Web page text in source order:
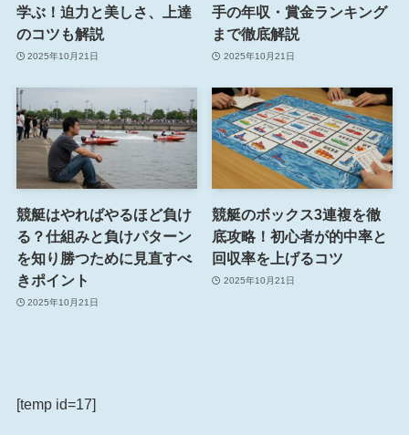
学ぶ！迫力と美しさ、上達
のコツも解説
2025年10月21日
手の年収・賞金ランキング
まで徹底解説
2025年10月21日
競艇はやればやるほど負け
る？仕組みと負けパターン
を知り勝つために見直すべ
きポイント
2025年10月21日
競艇のボックス3連複を徹
底攻略！初心者が的中率と
回収率を上げるコツ
2025年10月21日
[temp id=17]